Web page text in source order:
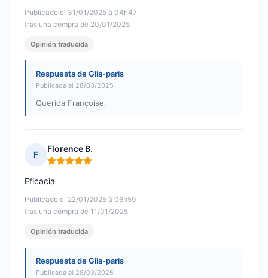
Publicado el 31/01/2025 à 04h47
tras una compra de 20/01/2025
Opinión traducida
Respuesta de Glia-paris
Publicada el 28/03/2025
Querida Françoise,
F
Florence B.
Nota: 5 de 5
Publicado el 22/01/2025 à 06h59
tras una compra de 11/01/2025
Eficacia
Opinión traducida
Respuesta de Glia-paris
Publicada el 28/03/2025